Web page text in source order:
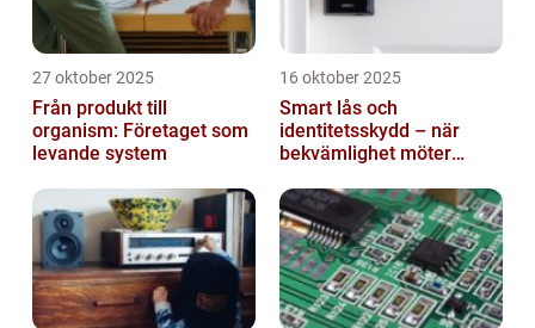
27 oktober 2025
Från produkt till
organism: Företaget som
levande system
16 oktober 2025
Smart lås och
identitetsskydd – när
bekvämlighet möter